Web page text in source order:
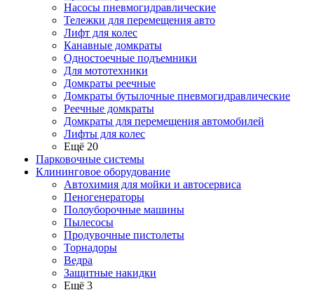
Насосы пневмогидравлические
Тележки для перемещения авто
Лифт для колес
Канавные домкраты
Одностоечные подъемники
Для мототехники
Домкраты реечные
Домкраты бутылочные пневмогидравлические
Реечные домкраты
Домкраты для перемещения автомобилей
Лифты для колес
Ещё 20
Парковочные системы
Клининговое оборудование
Автохимия для мойки и автосервиса
Пеногенераторы
Полоуборочные машины
Пылесосы
Продувочные пистолеты
Торнадоры
Ведра
Защитные накидки
Ещё 3